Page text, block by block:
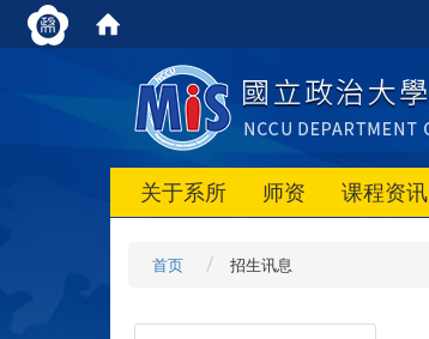
关于系所 师资 课程资讯
首页 招生讯息